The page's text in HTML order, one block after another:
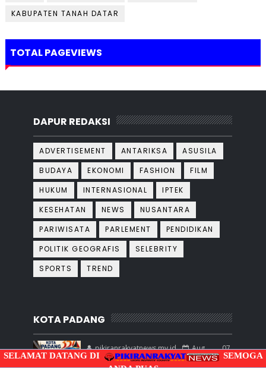
KABUPATEN TANAH DATAR
TOTAL PAGEVIEWS
DAPUR REDAKSI
ADVERTISEMENT ANTARIKSA
ASUSILA
BUDAYA
EKONOMI FASHION
FILM
HUKUM
INTERNASIONAL
IPTEK
KESEHATAN
NEWS
NUSANTARA
PARIWISATA
PARLEMENT
PENDIDIKAN
POLITIK GEOGRAFIS
SELEBRITY
SPORTS
TREND
KOTA PADANG
pikiranrakyatnews.my.id
Aug 07,
2026
SELAMAT DATANG DI
SEMOGA